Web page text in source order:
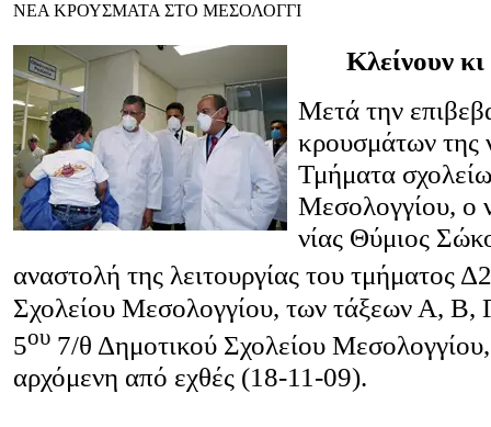
ΝΕΑ ΚΡΟΥΣΜΑΤΑ ΣΤΟ ΜΕΣΟΛΟΓΓΙ
Κλείνουν
Μετά την
κρουσμάτων της
Τμήματα
Μεσολογγίου, ο
νίας Θύμιος
αναστολή της λειτουργίας του τμήματος
Σχολείου Μεσολογγίου, των τάξεων Α, Β,
5ου 7/θ Δημοτικού Σχολείου
αρχόμενη από εχθές (18-11-09).